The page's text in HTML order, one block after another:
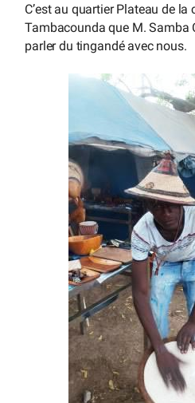
C’est au quartier Plateau de la
Tambacounda que M. Samba
parler du tingandé avec nous.